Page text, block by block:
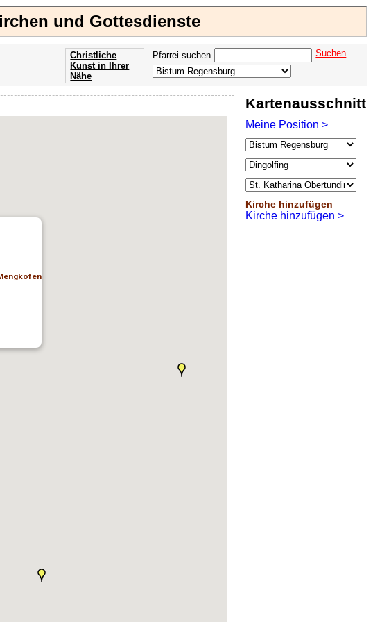
und Gottesdienste
Pfarrei suchen Suchen
Christliche
Kunst in Ihrer
Nähe
Offenbarung
der Apokalypse
des Johannes
Kartenausschnitt
Meine Position >
Kirche hinzufügen
Kirche hinzufügen >